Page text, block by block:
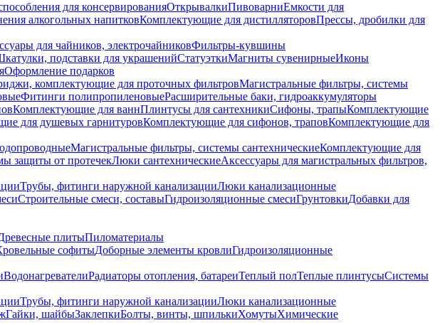
для консервированияОткрывалкиПивоварниЕмкости для
алкогольных напитковКомплектующие для дистилляторовПрессы, дробилки для
для чайников, электрочайниковФильтры-кувшины
подставки для украшенийСтатуэткиМагниты сувенирныеИконы
Оформление подарков
комплектующие для проточных фильтровМагистральные фильтры, системы
Фитинги полипропиленовыеРасширительные баки, гидроаккумуляторы
Комплектующие для ваннПлинтусы для сантехникиСифоны, трапыКомплектующие
для душевых гарнитуровКомплектующие для сифонов, траповКомплектующие для
Магистральные фильтры, системы сантехническиеКомплектующие для
защиты от протечекЛюки сантехническиеАксессуары для магистральных фильтров,
Трубы, фитинги наружной канализацииЛюки канализационные
Строительные смеси, составыГидроизоляционные смесиГрунтовкиДобавки для
плитыПиломатериалы
софитыДоборные элементы кровлиГидроизоляционные
ВодонагревателиРадиаторы отопления, батареиТеплый полТеплые плинтусыСистемы
Трубы, фитинги наружной канализацииЛюки канализационные
Гайки, шайбыЗаклепкиБолты, винты, шпилькиХомутыХимические